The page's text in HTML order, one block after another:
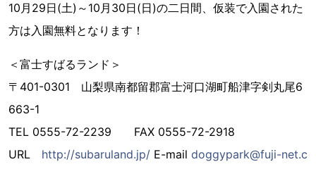
10月29日(土)～10月30日(日)の二日間、仮装で入園された
方は入園無料となります！
＜富士すばるランド＞
〒401-0301 山梨県南都留郡富士河口湖町船津字剣丸尾6
663-1
TEL 0555-72-2239 FAX 0555-72-2918
URL http://subaruland.jp/ E-mail doggypark@fuji-net.c